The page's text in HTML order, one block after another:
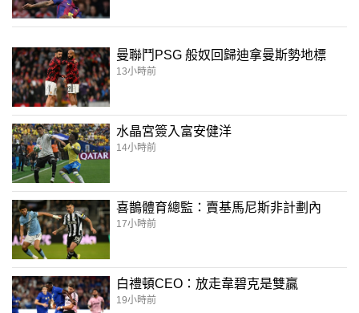
曼聯鬥PSG 般奴回歸迪拿曼斯勢地標
13小時前
水晶宮簽入富安健洋
14小時前
喜鵲體育總監：賣基馬尼斯非計劃內
17小時前
白禮頓CEO：放走韋碧克是雙贏
19小時前